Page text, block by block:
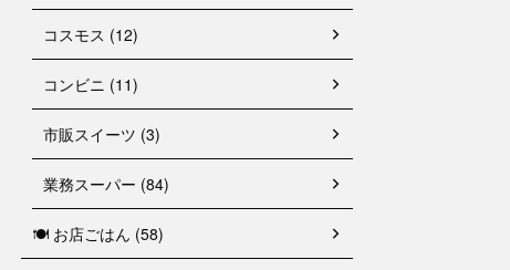
コスモス (12)
コンビニ (11)
市販スイーツ (3)
業務スーパー (84)
🍽 お店ごはん (58)